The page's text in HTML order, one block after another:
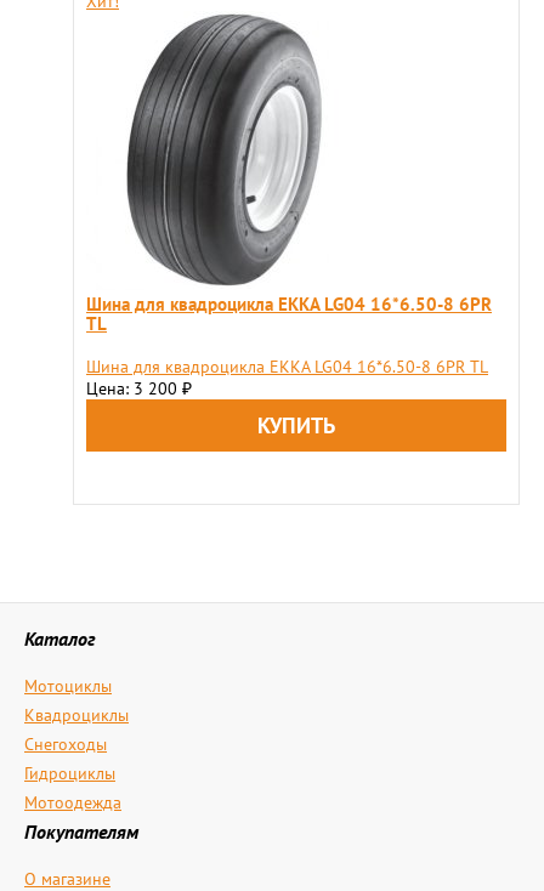
Шина для квадроцикла EKKA LG04 16*6.50-8 6PR
TL
Шина для квадроцикла EKKA LG04 16*6.50-8 6PR TL
Цена: 3 200 ₽
Каталог
Мотоциклы
Квадроциклы
Снегоходы
Гидроциклы
Мотоодежда
Покупателям
О магазине